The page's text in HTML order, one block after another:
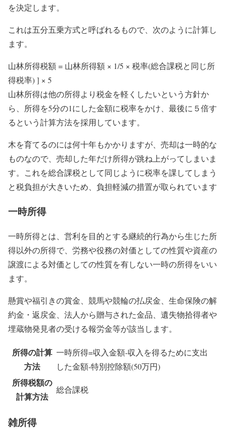
を決定します。
これは五分五乗方式と呼ばれるもので、次のように計算し
ます。
山林所得税額 = 山林所得額 × 1/5 × 税率(総合課税と同じ所
得税率) ] × 5
山林所得は他の所得より税金を軽くしたいという方針か
ら、所得を5分の1にした金額に税率をかけ、最後に５倍す
るという計算方法を採用しています。
木を育てるのには何十年もかかりますが、売却は一時的な
ものなので、売却した年だけ所得が跳ね上がってしまいま
す。これを総合課税として同じように税率を課してしまう
と税負担が大きいため、負担軽減の措置が取られています
一時所得
一時所得とは、営利を目的とする継続的行為から生じた所
得以外の所得で、労務や役務の対価としての性質や資産の
譲渡による対価としての性質を有しない一時の所得をいい
ます。
懸賞や福引きの賞金、競馬や競輪の払戻金、生命保険の解
約金・返戻金、法人から贈与された金品、遺失物拾得者や
埋蔵物発見者の受ける報労金等が該当します。
所得の計算
方法
一時所得=収入金額-収入を得るために支出
した金額-特別控除額(50万円)
所得税額の
計算方法
総合課税
雑所得